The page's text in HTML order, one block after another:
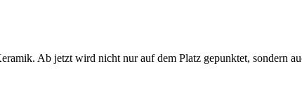
Ab jetzt wird nicht nur auf dem Platz gepunktet, sondern